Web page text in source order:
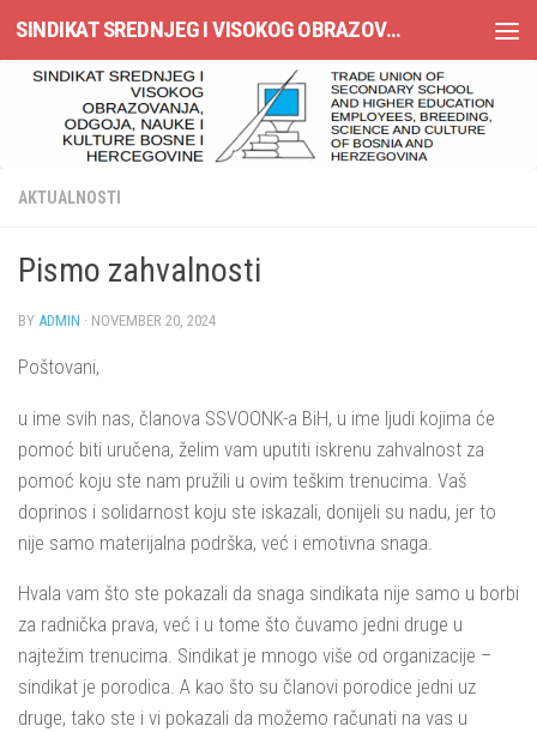
Skip to content SINDIKAT SREDNJEG I VISOKOG OBRAZOVANJA, ODGOJA, NAUKE I KULTURE BOSNE I HERCEGOVINE
AKTUALNOSTI
Pismo zahvalnosti
BY ADMIN · NOVEMBER 20, 2024
Poštovani,
u ime svih nas, članova SSVOONK-a BiH, u ime ljudi kojima će
pomoć biti uručena, želim vam uputiti iskrenu zahvalnost za
pomoć koju ste nam pružili u ovim teškim trenucima. Vaš
doprinos i solidarnost koju ste iskazali, donijeli su nadu, jer to
nije samo materijalna podrška, već i emotivna snaga.
Hvala vam što ste pokazali da snaga sindikata nije samo u borbi
za radnička prava, već i u tome što čuvamo jedni druge u
najtežim trenucima. Sindikat je mnogo više od organizacije –
sindikat je porodica. A kao što su članovi porodice jedni uz
druge, tako ste i vi pokazali da možemo računati na vas u